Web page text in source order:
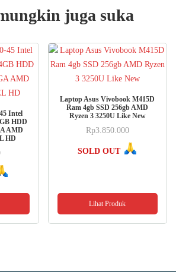
juga suka
Intel
HDD
AMD
HD
Laptop Asus Vivobook M415D
Ram 4gb SSD 256gb AMD
Ryzen 3 3250U Like New
Rp3.850.000
SOLD OUT
Lihat Produk